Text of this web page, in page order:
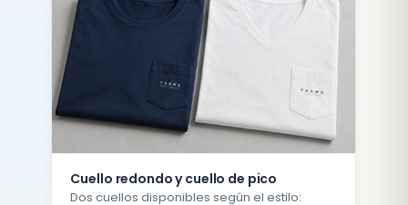
Cuello redondo y cuello de pico
Dos cuellos disponibles según el estilo: